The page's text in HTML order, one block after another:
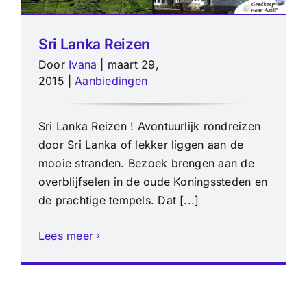
Sri Lanka Reizen
Door Ivana
maart 29,
2015
Aanbiedingen
Sri Lanka Reizen ! Avontuurlijk rondreizen
door Sri Lanka of lekker liggen aan de
mooie stranden. Bezoek brengen aan de
overblijfselen in de oude Koningssteden en
de prachtige tempels. Dat [...]
Lees meer